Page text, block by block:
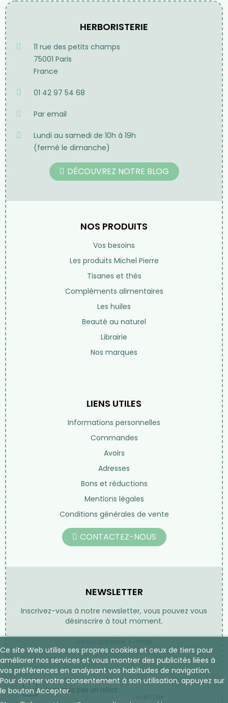
Ce site Web utilise ses propres cookies et ceux de tiers pour
améliorer nos services et vous montrer des publicités liées à
vos préférences en analysant vos habitudes de navigation.
Pour donner votre consentement à son utilisation, appuyez sur
le bouton Accepter.
HERBORISTERIE
11 rue des petits champs
75001 Paris
France
01 42 97 54 68
Par email
Lundi au samedi de 10h à 19h
(fermé le dimanche)
DÉCOUVREZ NOTRE BLOG
NOS PRODUITS
Vos besoins
Les produits Michel Pierre
Tisanes et thés
Compléments alimentaires
Les huiles
Beauté au naturel
Librairie
Nos marques
LIENS UTILES
Informations personnelles
Commandes
Avoirs
Adresses
Bons et réductions
Mentions légales
Conditions générales de vente
CONTACTEZ-NOUS
NEWSLETTER
Inscrivez-vous à notre newsletter, vous pouvez vous
désinscrire à tout moment.